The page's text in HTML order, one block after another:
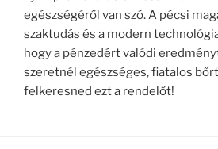
egészségéről van szó. A pécsi
szaktudás és a modern
hogy a pénzedért valódi
szeretnél egészséges, fiatalos
felkeresned ezt a rendelőt!